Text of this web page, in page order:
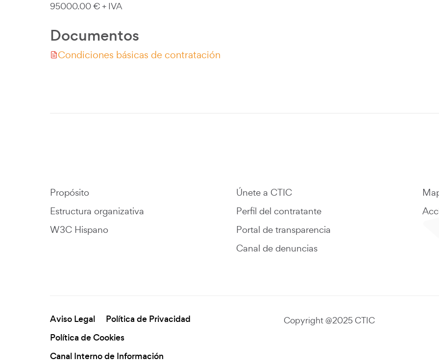
95000.00 € + IVA
Documentos
Condiciones básicas de contratación
Propósito
Estructura organizativa
W3C Hispano
Únete a CTIC
Perfil del contratante
Portal de transparencia
Canal de denuncias
Aviso Legal
Política de Privacidad
Política de Cookies
Canal Interno de Información
Copyright @2025 CTIC